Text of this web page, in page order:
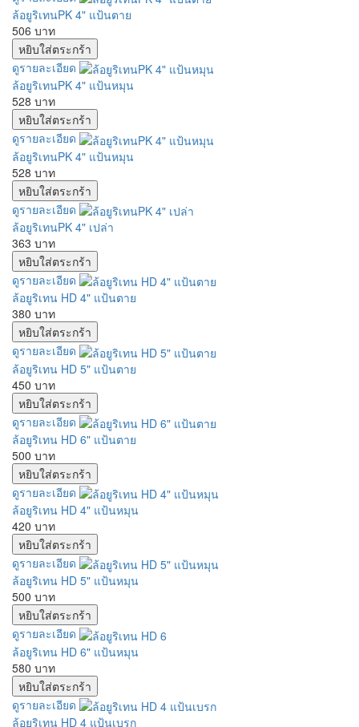
ล้อยูริเทนPK 4" แป้นตาย
506 บาท
ดูรายละเอียด
ล้อยูริเทนPK 4" แป้นหมุน
528 บาท
ดูรายละเอียด
ล้อยูริเทนPK 4" แป้นหมุน
528 บาท
ดูรายละเอียด
ล้อยูริเทนPK 4" เปล่า
363 บาท
ดูรายละเอียด
ล้อยูริเทน HD 4" แป้นตาย
380 บาท
ดูรายละเอียด
ล้อยูริเทน HD 5" แป้นตาย
450 บาท
ดูรายละเอียด
ล้อยูริเทน HD 6" แป้นตาย
500 บาท
ดูรายละเอียด
ล้อยูริเทน HD 4" แป้นหมุน
420 บาท
ดูรายละเอียด
ล้อยูริเทน HD 5" แป้นหมุน
500 บาท
ดูรายละเอียด
ล้อยูริเทน HD 6" แป้นหมุน
580 บาท
ดูรายละเอียด
ล้อยูริเทน HD 4 แป้นเบรก